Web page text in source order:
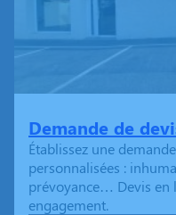
Demande de
Établissez une
personnalisées :
prévoyance… Devis en
engagement.